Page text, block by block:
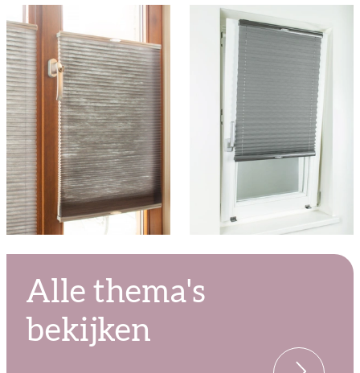
Alle thema's
bekijken